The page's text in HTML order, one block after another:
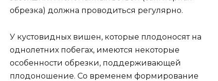
обрезка) должна проводиться регулярно.
У кустовидных вишен, которые плодоносят на
однолетних побегах, имеются некоторые
особенности обрезки, поддерживающей
плодоношение. Со временем формирование